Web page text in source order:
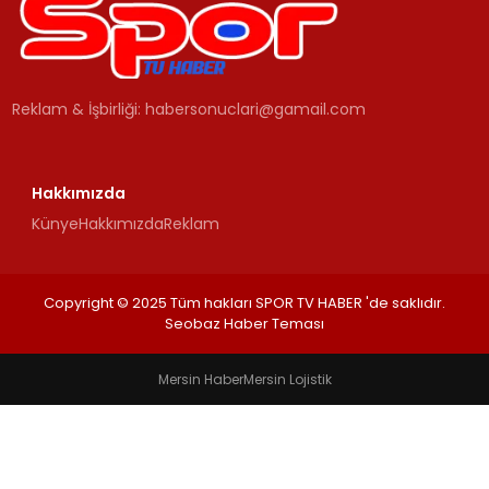
MAGAZIN
SPOR
Reklam & İşbirliği:habersonuclari@gamail.com
Hakkımızda
KünyeHakkımızdaReklam
Copyright © 2025 Tüm hakları SPOR TV HABER 'de saklıdır.
Seobaz Haber Teması
Mersin HaberMersin Lojistik